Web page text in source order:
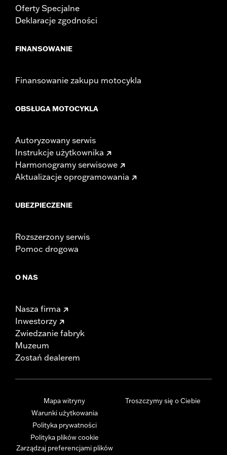
Rise UOM:Inches
Tip-to-Tip:35.44
change in clutch and/or throttle cable and brake lines
for some models. Handlebar height is regulated in many
meets applicable regulations.
Oferty Specjalne
Deklaracje zgodności
FINANSOWANIE
Finansowanie zakupu motocykla
OBSŁUGA MOTOCYKLA
Autoryzowany serwis
Instrukcje użytkownika
Harmonogramy serwisowe
Aktualizacje oprogramowania
UBEZPIECZENIE
Rozszerzony serwis
Pomoc drogowa
O NAS
Nasza firma
Inwestorzy
Zwiedzanie fabryk
Muzeum
Zostań dealerem
Mapa witryny
Warunki użytkowania
Polityka prywatności
Polityka plików cookie
Zarządzaj preferencjami plików
Troszczymy się o Ciebie